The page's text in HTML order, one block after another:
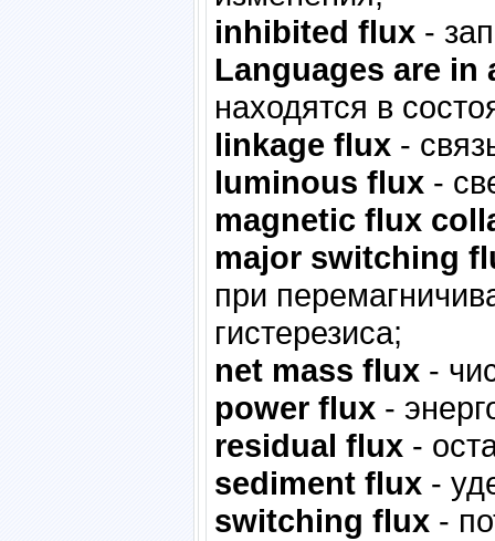
inhibited flux -
Languages are
находятся в
linkage flux -
luminous flux -
magnetic flux
major switching
при
гистерезиса;
net mass flux -
power flux -
residual flux -
sediment flux -
switching flux -